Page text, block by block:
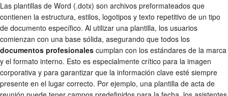
Las plantillas de Word (.dotx) son archivos preformateados que
contienen la estructura, estilos, logotipos y texto repetitivo de un tipo
de documento específico. Al utilizar una plantilla, los usuarios
comienzan con una base sólida, asegurando que todos los
documentos profesionales cumplan con los estándares de la marca
y el formato interno. Esto es especialmente crítico para la imagen
corporativa y para garantizar que la información clave esté siempre
presente en el lugar correcto. Por ejemplo, una plantilla de acta de